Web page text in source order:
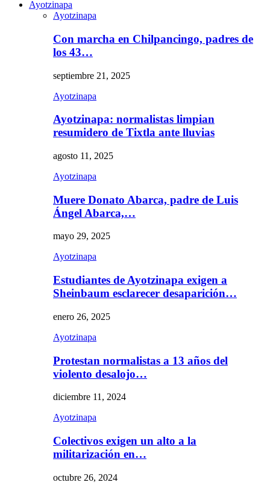
Ayotzinapa
Ayotzinapa
Con marcha en Chilpancingo, padres de
los 43…
septiembre 21, 2025
Ayotzinapa
Ayotzinapa: normalistas limpian
resumidero de Tixtla ante lluvias
agosto 11, 2025
Ayotzinapa
Muere Donato Abarca, padre de Luis
Ángel Abarca,…
mayo 29, 2025
Ayotzinapa
Estudiantes de Ayotzinapa exigen a
Sheinbaum esclarecer desaparición…
enero 26, 2025
Ayotzinapa
Protestan normalistas a 13 años del
violento desalojo…
diciembre 11, 2024
Ayotzinapa
Colectivos exigen un alto a la
militarización en…
octubre 26, 2024